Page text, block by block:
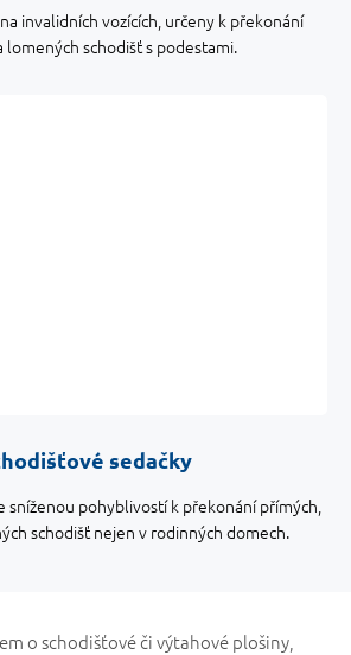
invalidních vozících, určeny k překonání
lomených schodišť s podestami.
sedačky
sníženou pohyblivostí k překonání přímých,
schodišť nejen v rodinných domech.
o schodišťové či výtahové plošiny,